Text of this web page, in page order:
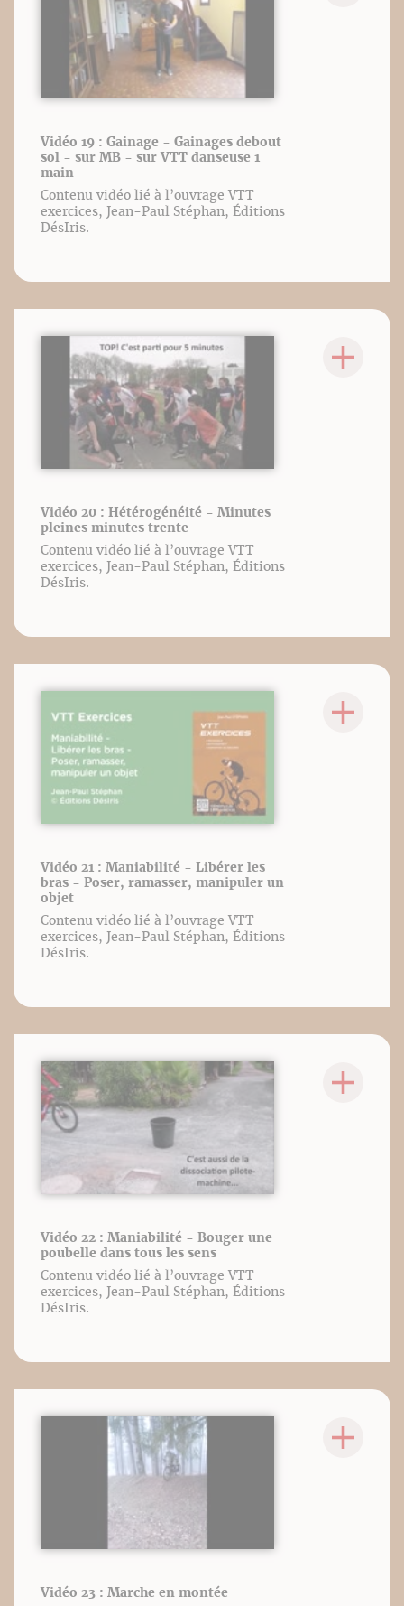
Vidéo 19 : Gainage - Gainages debout
sol - sur MB - sur VTT danseuse 1
main
Contenu vidéo lié à l’ouvrage VTT
exercices, Jean-Paul Stéphan, Éditions
DésIris.
Vidéo 20 : Hétérogénéité - Minutes
pleines minutes trente
Contenu vidéo lié à l’ouvrage VTT
exercices, Jean-Paul Stéphan, Éditions
DésIris.
Vidéo 21 : Maniabilité - Libérer les
bras - Poser, ramasser, manipuler un
objet
Contenu vidéo lié à l’ouvrage VTT
exercices, Jean-Paul Stéphan, Éditions
DésIris.
Vidéo 22 : Maniabilité - Bouger une
poubelle dans tous les sens
Contenu vidéo lié à l’ouvrage VTT
exercices, Jean-Paul Stéphan, Éditions
DésIris.
Vidéo 23 : Marche en montée